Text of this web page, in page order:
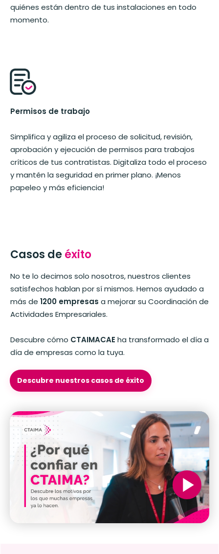
quiénes están dentro de tus instalaciones en todo
momento.
Permisos de trabajo
Simplifica y agiliza el proceso de solicitud, revisión,
aprobación y ejecución de permisos para trabajos
críticos de tus contratistas. Digitaliza todo el proceso
y mantén la seguridad en primer plano. ¡Menos
papeleo y más eficiencia!
Casos de éxito
No te lo decimos solo nosotros, nuestros clientes
satisfechos hablan por sí mismos. Hemos ayudado a
más de 1200 empresas a mejorar su Coordinación de
Actividades Empresariales.
Descubre cómo CTAIMACAE ha transformado el día a
día de empresas como la tuya.
Descubre nuestros casos de éxito